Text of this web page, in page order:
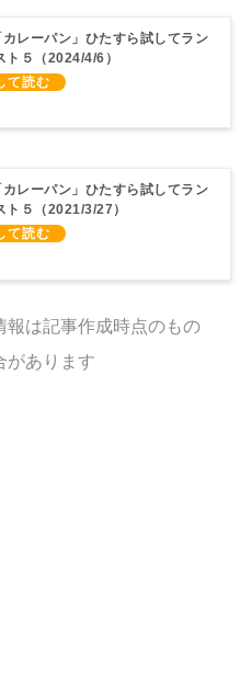
レーパン」ひたすら試してラン
ト５（2024/4/6）
レーパン」ひたすら試してラン
ト５（2021/3/27）
報は記事作成時点のもの
があります